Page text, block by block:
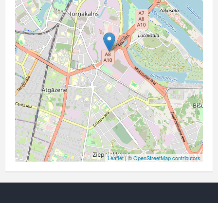
Leaflet| ©OpenStreetMap contributors